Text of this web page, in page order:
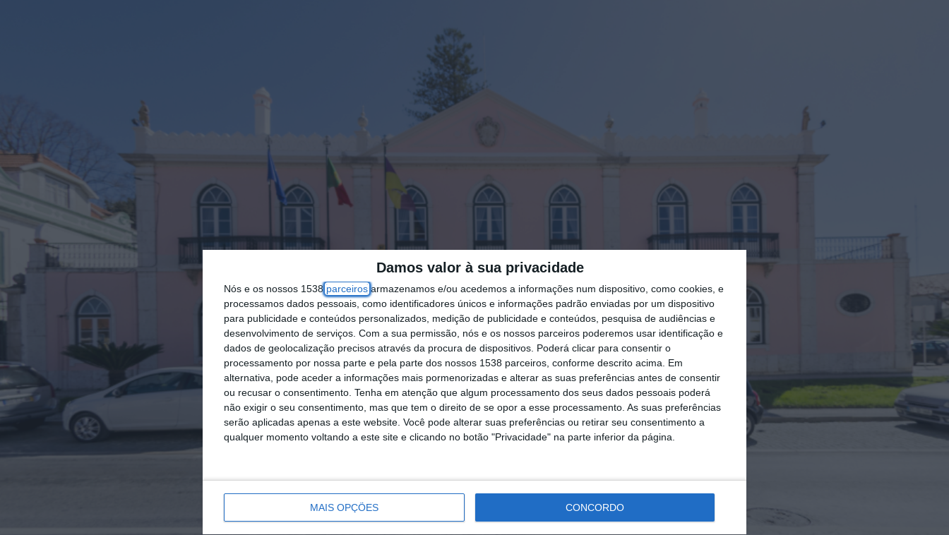
Damos valor à sua privacidade
Nós e os nossos 1538 parceiros armazenamos e/ou acedemos a informações num dispositivo, como cookies, e
processamos dados pessoais, como identificadores únicos e informações padrão enviadas por um dispositivo
para publicidade e conteúdos personalizados, medição de publicidade e conteúdos, pesquisa de audiências e
desenvolvimento de serviços. Com a sua permissão, nós e os nossos parceiros poderemos usar identificação e
dados de geolocalização precisos através da procura de dispositivos. Poderá clicar para consentir o
processamento por nossa parte e pela parte dos nossos 1538 parceiros, conforme descrito acima. Em
alternativa, pode aceder a informações mais pormenorizadas e alterar as suas preferências antes de consentir
ou recusar o consentimento. Tenha em atenção que algum processamento dos seus dados pessoais poderá
não exigir o seu consentimento, mas que tem o direito de se opor a esse processamento. As suas preferências
serão aplicadas apenas a este website. Você pode alterar suas preferências ou retirar seu consentimento a
qualquer momento voltando a este site e clicando no botão "Privacidade" na parte inferior da página.
MAIS OPÇÕES CONCORDO